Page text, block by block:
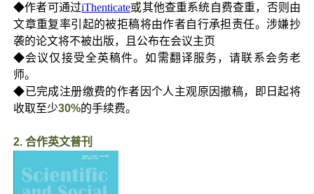
◆作者可通过iThenticate或其他查重系统自费查重，否则由
文章重复率引起的被拒稿将由作者自行承担责任。涉嫌抄
袭的论文将不被出版，且公布在会议主页
◆会议仅接受全英稿件。如需翻译服务，请联系会务老
师。
◆已完成注册缴费的作者因个人主观原因撤稿，即日起将
收取至少30%的手续费。
2. 合作英文普刊